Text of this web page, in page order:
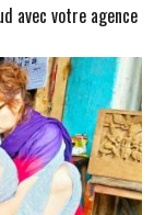
avec votre agence